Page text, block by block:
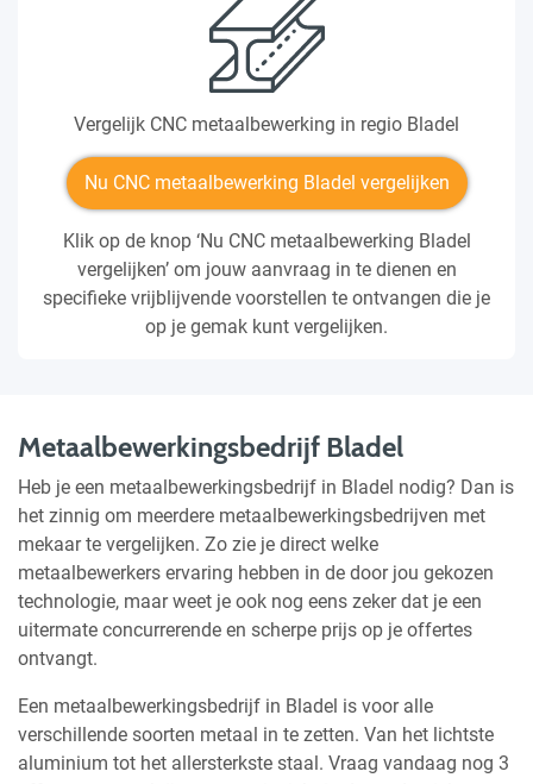
Vergelijk CNC metaalbewerking in regio Bladel
Nu CNC metaalbewerking Bladel vergelijken
Klik op de knop ‘Nu CNC metaalbewerking Bladel
vergelijken’ om jouw aanvraag in te dienen en
specifieke vrijblijvende voorstellen te ontvangen die je
op je gemak kunt vergelijken.
Metaalbewerkingsbedrijf Bladel
Heb je een metaalbewerkingsbedrijf in Bladel nodig? Dan is
het zinnig om meerdere metaalbewerkingsbedrijven met
mekaar te vergelijken. Zo zie je direct welke
metaalbewerkers ervaring hebben in de door jou gekozen
technologie, maar weet je ook nog eens zeker dat je een
uitermate concurrerende en scherpe prijs op je offertes
ontvangt.
Een metaalbewerkingsbedrijf in Bladel is voor alle
verschillende soorten metaal in te zetten. Van het lichtste
aluminium tot het allersterkste staal. Vraag vandaag nog 3